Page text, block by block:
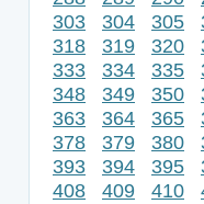
303
304 305
318
319 320
333
334 335
348
349 350
363
364 365
378
379 380
393
394 395
408
409 410